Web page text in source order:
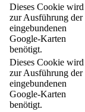
Dieses Cookie wird
zur Ausführung der
eingebundenen
Google-Karten
benötigt.
Dieses Cookie wird
zur Ausführung der
eingebundenen
Google-Karten
benötigt.